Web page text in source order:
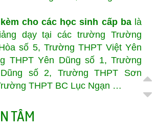
cho các học sinh cấp balà
dạy tại các trường Trường
số 5, Trường THPT Việt Yên
THPT Yên Dũng số 1, Trường
số 2, Trường THPT Sơn
THPT BC Lục Ngạn …
TÂM